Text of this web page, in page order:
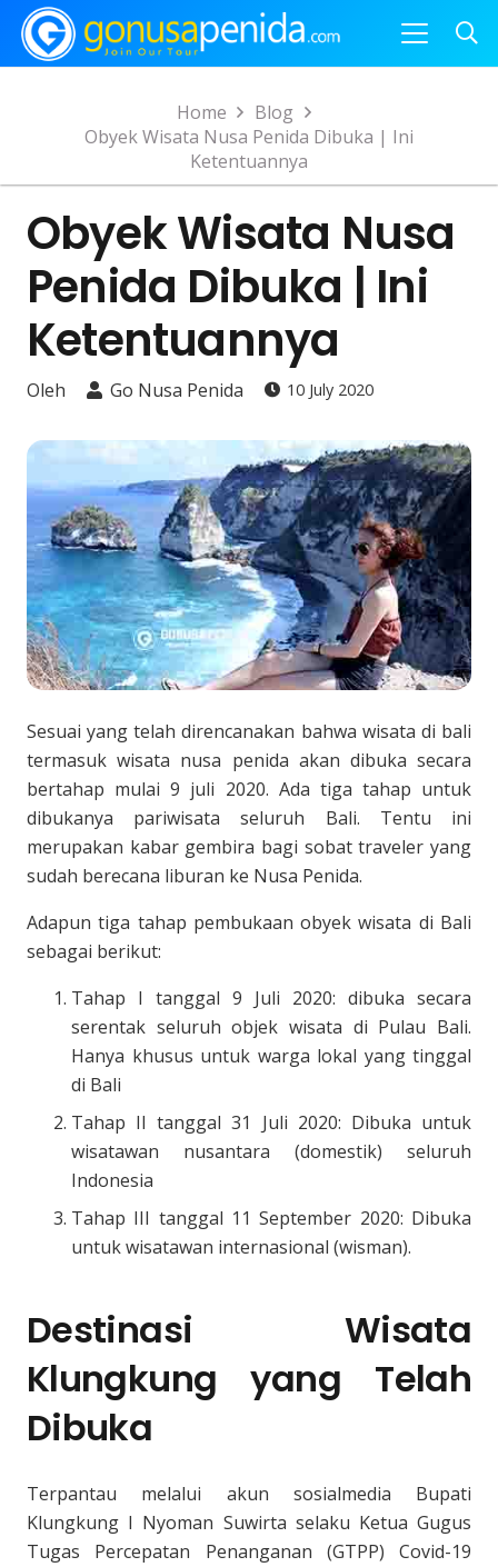
Home
Blog
Obyek Wisata Nusa Penida Dibuka | Ini
Ketentuannya
Obyek Wisata Nusa
Penida Dibuka | Ini
Ketentuannya
Oleh Go Nusa Penida 10 July 2020
Sesuai yang telah direncanakan bahwa wisata di bali
termasuk wisata nusa penida akan dibuka secara
bertahap mulai 9 juli 2020. Ada tiga tahap untuk
dibukanya pariwisata seluruh Bali. Tentu ini
merupakan kabar gembira bagi sobat traveler yang
sudah berecana liburan ke Nusa Penida.
Adapun tiga tahap pembukaan obyek wisata di Bali
sebagai berikut:
Tahap I tanggal 9 Juli 2020: dibuka secara
serentak seluruh objek wisata di Pulau Bali.
Hanya khusus untuk warga lokal yang tinggal
di Bali
Tahap II tanggal 31 Juli 2020: Dibuka untuk
wisatawan nusantara (domestik) seluruh
Indonesia
Tahap III tanggal 11 September 2020: Dibuka
untuk wisatawan internasional (wisman).
Destinasi Wisata
Klungkung yang Telah
Dibuka
Terpantau melalui akun sosialmedia Bupati
Klungkung I Nyoman Suwirta selaku Ketua Gugus
Tugas Percepatan Penanganan (GTPP) Covid-19